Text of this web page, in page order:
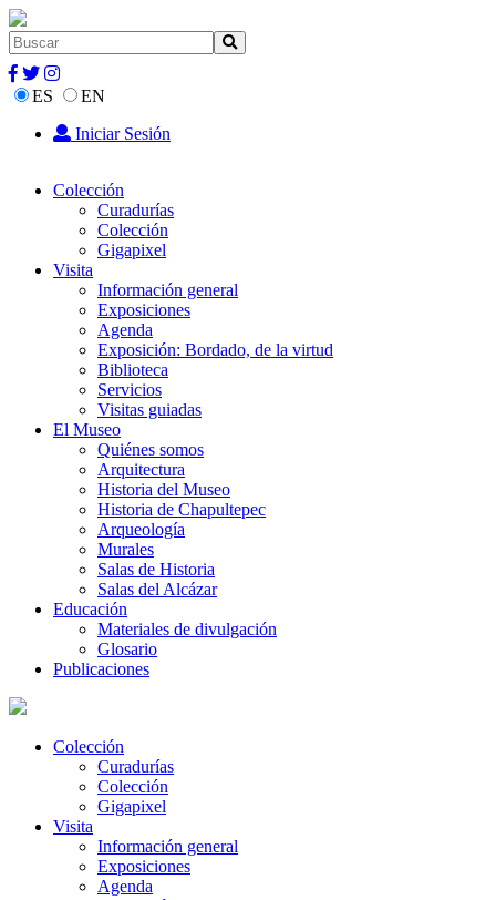
ES
EN
Iniciar Sesión
Colección
Curadurías
Colección
Gigapixel
Visita
Información general
Exposiciones
Agenda
Exposición: Bordado, de la virtud
Biblioteca
Servicios
Visitas guiadas
El Museo
Quiénes somos
Arquitectura
Historia del Museo
Historia de Chapultepec
Arqueología
Murales
Salas de Historia
Salas del Alcázar
Educación
Materiales de divulgación
Glosario
Publicaciones
Colección
Curadurías
Colección
Gigapixel
Visita
Información general
Exposiciones
Agenda